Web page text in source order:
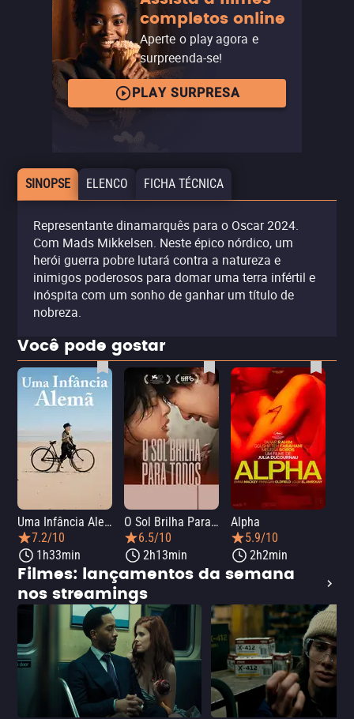
completos online
Aperte o play agora e
surpreenda-se!
PLAY SURPRESA
SINOPSE ELENCO FICHA TÉCNICA
Representante dinamarquês para o Oscar 2024.
Com Mads Mikkelsen. Neste épico nórdico, um
herói guerra pobre lutará contra a natureza e
inimigos poderosos para domar uma terra infértil e
inóspita com um sonho de ganhar um título de
nobreza.
Você pode gostar
Uma Infância Alemã
7.2/10
1h33min
O Sol Brilha Para Todos
6.5/10
2h13min
Alpha
5.9/10
2h2min
Filmes: lançamentos da semana
nos streamings